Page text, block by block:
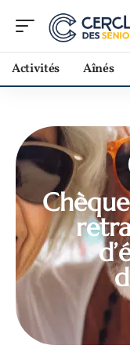
Activités Aînés